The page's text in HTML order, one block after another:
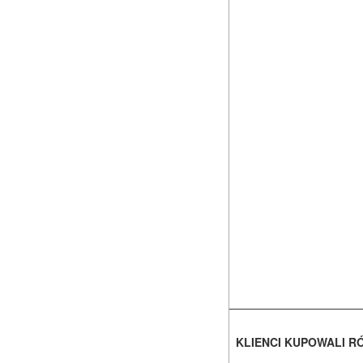
KLIENCI KUPOWALI